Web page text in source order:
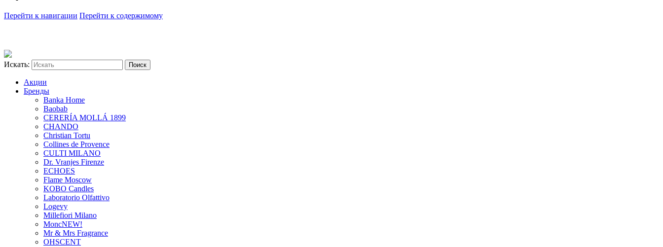
Перейти к навигации Перейти к содержимому
Искать:
Акции
Бренды
Banka Home
Baobab
CERERÍA MOLLÁ 1899
CHANDO
Christian Tortu
Collines de Provence
CULTI MILANO
Dr. Vranjes Firenze
ECHOES
Flame Moscow
KOBO Candles
Laboratorio Olfattivo
Logevy
Millefiori Milano
MoncNEW!
Mr & Mrs Fragrance
OHSCENT